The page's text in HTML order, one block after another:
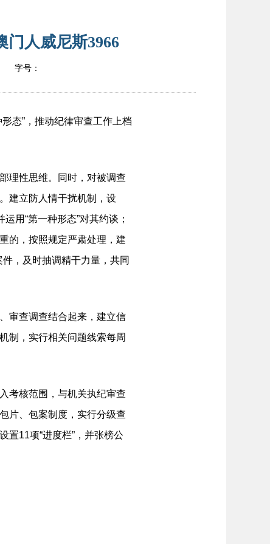
人威尼斯3966
字号：
态”，推动纪律审查工作上档
理性思维。同时，对被调查
建立防人情干扰机制，设
用“第一种形态”对其约谈；
的，按照规定严肃处理，建
，及时抽调精干力量，共同
审查调查结合起来，建立信
制，实行相关问题线索每周
考核范围，与机关执纪审查
片、包案制度，实行分级查
置11项“进度栏”，并张榜公